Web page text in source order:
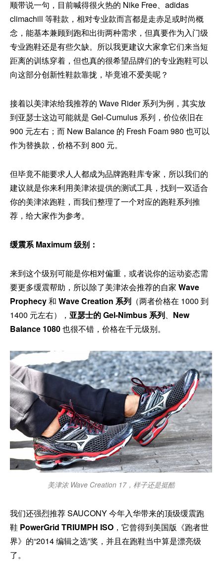
顺带说一句，目前喊得很火热的 Nike Free、adidas
climachill 等鞋款，相对专业款而言都是走赤足或时尚概
念，能基本兼顾到跑和出街两种需求，但真要作为入门级
专业跑鞋还是有些欠缺。所以我更建议大家拿它们来当短
距离的训练穿着，但也真的很希望品牌们的专业跑鞋可以
向这部分创新性鞋款靠拢，毕竟谁不爱美呢？
接着以美津浓给我推荐的 Wave Rider 系列为例，其实放
到亚瑟士这边可能就是 Gel-Cumulus 系列，价位依旧在
900 元左右；而 New Balance 的 Fresh Foam 980 也可以
作为替换款，价格不到 800 元。
但毕竟不能要求人人都成为品牌跑鞋库专家，所以我们的
建议就是你来利用美津浓提供的测试工具，找到一双适合
你的美津浓跑鞋，而我们整理了一个对应的跑鞋系列推
荐，给大家作为参考。
缓震系 Maximum 级别：
来到这个级别可能是你相对偏重，或者说你的运动姿态需
要更多缓震帮助，所以除了美津浓会推荐的自家 Wave
Prophecy和 Wave Creation 系列 （两者价格在 1000 到
1400 元左右）， 亚瑟士的 Gel-Nimbus 系列、 New
Balance 1080也很不错，价格在千元级别。
美津浓 Wave Creation 17，样子还是挺酷
我们还强烈推荐 SAUCONY 今年入华带来的顶级缓震跑
鞋 PowerGrid TRIUMPH ISO ，它曾得到美国版《跑者世
界》的“2014 编辑之选”奖，并且在跑鞋当中算是漂亮级
了。